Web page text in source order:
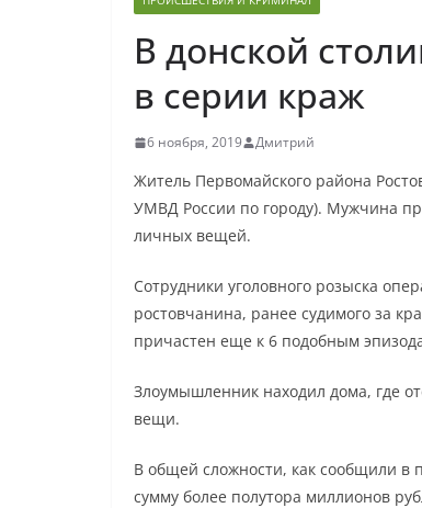
В донской
в серии краж
6 ноября, 2019 Дмитрий
Житель Первомайского района
УМВД России по городу). Мужчина
личных вещей.
Сотрудники уголовного розыска
ростовчанина, ранее судимого за
причастен еще к 6 подобным
Злоумышленник находил дома, где
вещи.
В общей сложности, как сообщили в
сумму более полутора миллионов